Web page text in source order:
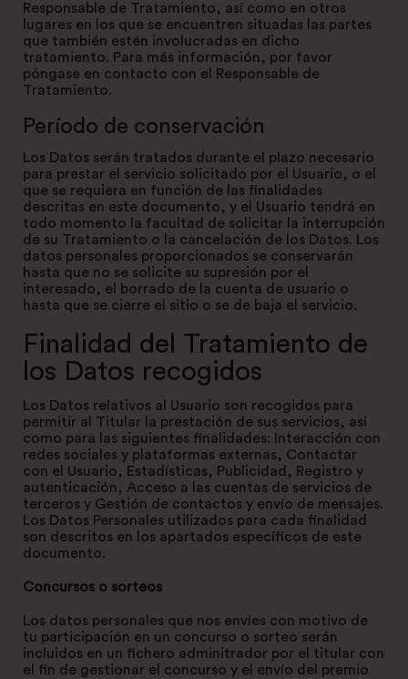
Responsable de Tratamiento, así como en otros
lugares en los que se encuentren situadas las partes
que también estén involucradas en dicho
tratamiento. Para más información, por favor
póngase en contacto con el Responsable de
Tratamiento.
Período de conservación
Los Datos serán tratados durante el plazo necesario
para prestar el servicio solicitado por el Usuario, o el
que se requiera en función de las finalidades
descritas en este documento, y el Usuario tendrá en
todo momento la facultad de solicitar la interrupción
de su Tratamiento o la cancelación de los Datos. Los
datos personales proporcionados se conservarán
hasta que no se solicite su supresión por el
interesado, el borrado de la cuenta de usuario o
hasta que se cierre el sitio o se de baja el servicio.
Finalidad del Tratamiento de
los Datos recogidos
Los Datos relativos al Usuario son recogidos para
permitir al Titular la prestación de sus servicios, así
como para las siguientes finalidades: Interacción con
redes sociales y plataformas externas, Contactar
con el Usuario, Estadísticas, Publicidad, Registro y
autenticación, Acceso a las cuentas de servicios de
terceros y Gestión de contactos y envío de mensajes.
Los Datos Personales utilizados para cada finalidad
son descritos en los apartados específicos de este
documento.
Concursos o sorteos
Los datos personales que nos envíes con motivo de
tu participación en un concurso o sorteo serán
incluidos en un fichero adminitrador por el titular con
el fin de gestionar el concurso y el envío del premio